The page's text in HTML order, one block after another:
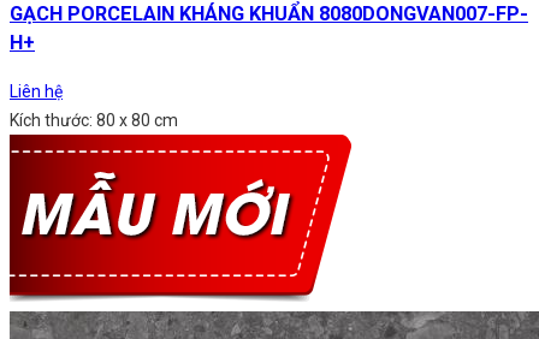
GẠCH PORCELAIN KHÁNG KHUẨN 8080DONGVAN007-FP-
H+
Liên hệ
Kích thước: 80 x 80 cm